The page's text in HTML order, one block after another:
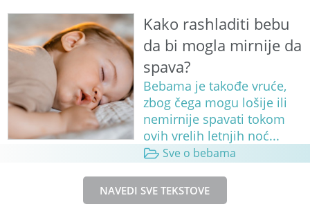
Kako rashladiti bebu
da bi mogla mirnije da
spava?
Bebama je takođe vruće,
zbog čega mogu lošije ili
nemirnije spavati tokom
ovih vrelih letnjih noć...
Sve o bebama
NAVEDI SVE TEKSTOVE